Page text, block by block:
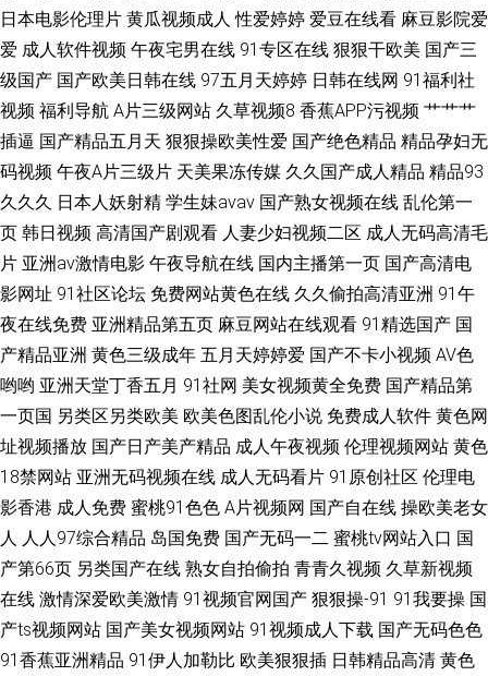
日本电影伦理片 黄瓜视频成人 性爱婷婷 爱豆在线看 麻豆影院爱
爱 成人软件视频 午夜宅男在线 91专区在线 狠狠干欧美 国产三
级国产 国产欧美日韩在线 97五月天婷婷 日韩在线网 91福利社
视频 福利导航 A片三级网站 久草视频8 香蕉APP污视频 艹艹艹
插逼 国产精品五月天 狠狠操欧美性爱 国产绝色精品 精品孕妇无
码视频 午夜A片三级片 天美果冻传媒 久久国产成人精品 精品93
久久久 日本人妖射精 学生妹avav 国产熟女视频在线 乱伦第一
页 韩日视频 高清国产剧观看 人妻少妇视频二区 成人无码高清毛
片 亚洲av激情电影 午夜导航在线 国内主播第一页 国产高清电
影网址 91社区论坛 免费网站黄色在线 久久偷拍高清亚洲 91午
夜在线免费 亚洲精品第五页 麻豆网站在线观看 91精选国产 国
产精品亚洲 黄色三级成年 五月天婷婷爱 国产不卡小视频 AV色
哟哟 亚洲天堂丁香五月 91社网 美女视频黄全免费 国产精品第
一页国 另类区另类欧美 欧美色图乱伦小说 免费成人软件 黄色网
址视频播放 国产日产美产精品 成人午夜视频 伦理视频网站 黄色
18禁网站 亚洲无码视频在线 成人无码看片 91原创社区 伦理电
影香港 成人免费 蜜桃91色色 A片视频网 国产自在线 操欧美老女
人 人人97综合精品 岛国免费 国产无码一二 蜜桃tv网站入口 国
产第66页 另类国产在线 熟女自拍偷拍 青青久视频 久草新视频
在线 激情深爱欧美激情 91视频官网国产 狠狠操-91 91我要操 国
产ts视频网站 国产美女视频网站 91视频成人下载 国产无码色色
91香蕉亚洲精品 91伊人加勒比 欧美狠狠插 日韩精品高清 黄色